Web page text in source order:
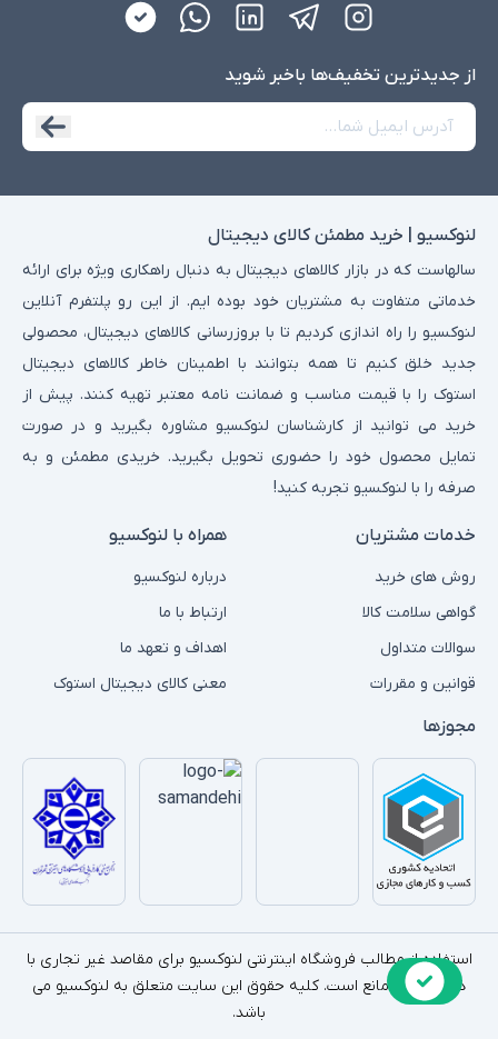
از جدید‌ترین تخفیف‌ها با‌خبر شوید
لنوکسیو | خرید مطمئن کالای دیجیتال
سالهاست که در بازار کالاهای دیجیتال به دنبال راهکاری ویژه برای ارائه
خدماتی متفاوت به مشتریان خود بوده ایم. از این رو پلتفرم آنلاین
لنوکسیو را راه اندازی کردیم تا با بروزرسانی کالاهای دیجیتال، محصولی
جدید خلق کنیم تا همه بتوانند با اطمینان خاطر کالاهای دیجیتال
استوک را با قیمت مناسب و ضمانت نامه معتبر تهیه کنند. پیش از
خرید می توانید از کارشناسان لنوکسیو مشاوره بگیرید و در صورت
تمایل محصول خود را حضوری تحویل بگیرید. خریدی مطمئن و به
صرفه را با لنوکسیو تجربه کنید!
خدمات مشتریان
روش های خرید
گواهی سلامت کالا
سوالات متداول
قوانین و مقررات
همراه با لنوکسیو
درباره لنوکسیو
ارتباط با ما
اهداف و تعهد ما
معنی کالای دیجیتال استوک
مجوزها
استفاده از مطالب فروشگاه اینترنتی لنوکسیو برای مقاصد غیر تجاری با
ذکر منبع بلامانع است. کلیه حقوق این سایت متعلق به لنوکسیو می
باشد.